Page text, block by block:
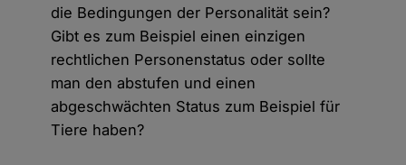
die Bedingungen der Personalität sein?
Gibt es zum Beispiel einen einzigen
rechtlichen Personenstatus oder sollte
man den abstufen und einen
abgeschwächten Status zum Beispiel für
Tiere haben?